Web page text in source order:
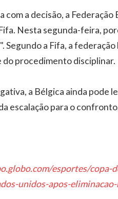
com a decisão, a
Nesta segunda-feira,
Segundo a Fifa, a
do procedimento disciplinar.
a Bélgica ainda pode
escalação para o
esportes/
unidos-apos-